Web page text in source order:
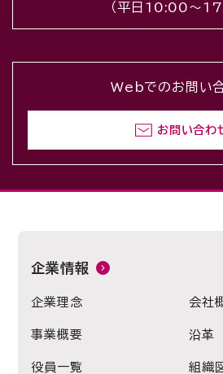
（平日10:00〜
Webでのお問い
お問い合わ
企業情報
企業理念 会社
事業概要 沿革
役員一覧 組織